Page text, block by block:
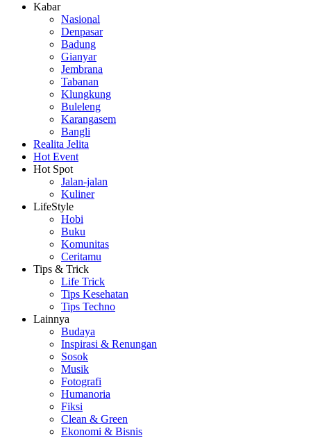
Kabar
Nasional
Denpasar
Badung
Gianyar
Jembrana
Tabanan
Klungkung
Buleleng
Karangasem
Bangli
Realita Jelita
Hot Event
Hot Spot
Jalan-jalan
Kuliner
LifeStyle
Hobi
Buku
Komunitas
Ceritamu
Tips & Trick
Life Trick
Tips Kesehatan
Tips Techno
Lainnya
Budaya
Inspirasi & Renungan
Sosok
Musik
Fotografi
Humanoria
Fiksi
Clean & Green
Ekonomi & Bisnis